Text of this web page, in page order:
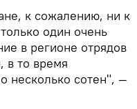
к сожалению, ни к
один очень
в регионе отрядов
в то время
несколько сотен", —